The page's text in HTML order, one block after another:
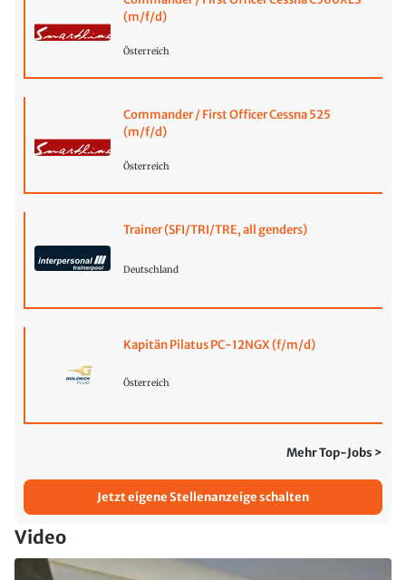
(m/f/d)
Österreich
Commander / First Officer Cessna 525
(m/f/d)
Österreich
Trainer (SFI/TRI/TRE, all genders)
Deutschland
Kapitän Pilatus PC-12NGX (f/m/d)
Österreich
Mehr Top-Jobs >
Jetzt eigene Stellenanzeige schalten
Video